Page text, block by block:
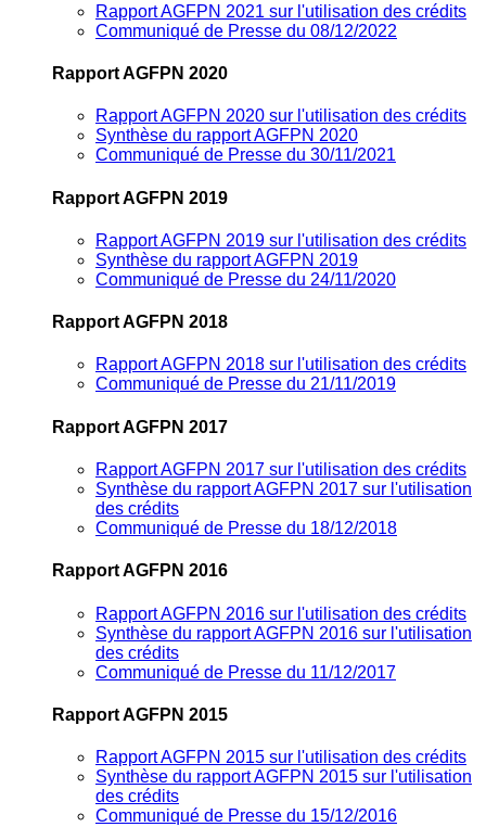
Rapport AGFPN 2021 sur l'utilisation des crédits
Communiqué de Presse du 08/12/2022
Rapport AGFPN 2020
Rapport AGFPN 2020 sur l'utilisation des crédits
Synthèse du rapport AGFPN 2020
Communiqué de Presse du 30/11/2021
Rapport AGFPN 2019
Rapport AGFPN 2019 sur l'utilisation des crédits
Synthèse du rapport AGFPN 2019
Communiqué de Presse du 24/11/2020
Rapport AGFPN 2018
Rapport AGFPN 2018 sur l'utilisation des crédits
Communiqué de Presse du 21/11/2019
Rapport AGFPN 2017
Rapport AGFPN 2017 sur l'utilisation des crédits
Synthèse du rapport AGFPN 2017 sur l'utilisation
des crédits
Communiqué de Presse du 18/12/2018
Rapport AGFPN 2016
Rapport AGFPN 2016 sur l'utilisation des crédits
Synthèse du rapport AGFPN 2016 sur l'utilisation
des crédits
Communiqué de Presse du 11/12/2017
Rapport AGFPN 2015
Rapport AGFPN 2015 sur l'utilisation des crédits
Synthèse du rapport AGFPN 2015 sur l'utilisation
des crédits
Communiqué de Presse du 15/12/2016